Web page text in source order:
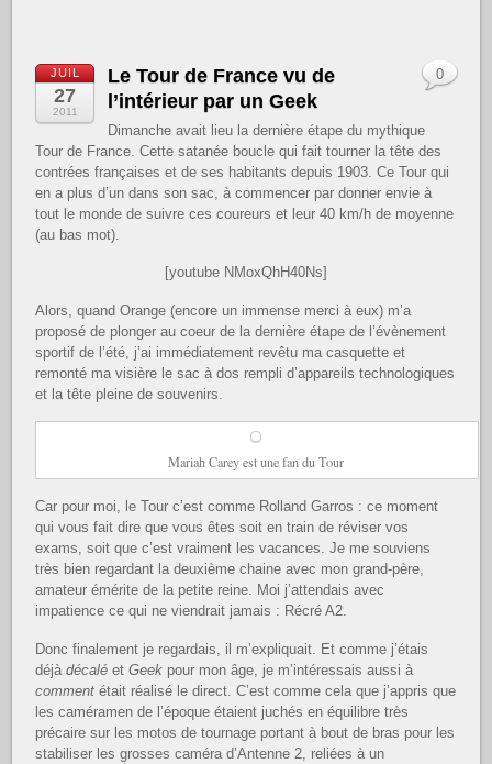
JUIL
27
2011
Le Tour de France vu de
l’intérieur par un Geek
Dimanche avait lieu la dernière étape du mythique
Tour de France. Cette satanée boucle qui fait tourner la tête des
contrées françaises et de ses habitants depuis 1903. Ce Tour qui
en a plus d’un dans son sac, à commencer par donner envie à
tout le monde de suivre ces coureurs et leur 40 km/h de moyenne
(au bas mot).
[youtube NMoxQhH40Ns]
Alors, quand Orange (encore un immense merci à eux) m’a
proposé de plonger au coeur de la dernière étape de l’évènement
sportif de l’été, j’ai immédiatement revêtu ma casquette et
remonté ma visière le sac à dos rempli d’appareils technologiques
et la tête pleine de souvenirs.
Mariah Carey est une fan du Tour
Car pour moi, le Tour c’est comme Rolland Garros : ce moment
qui vous fait dire que vous êtes soit en train de réviser vos
exams, soit que c’est vraiment les vacances. Je me souviens
très bien regardant la deuxième chaine avec mon grand-père,
amateur émérite de la petite reine. Moi j’attendais avec
impatience ce qui ne viendrait jamais : Récré A2.
Donc finalement je regardais, il m’expliquait. Et comme j’étais
déjàdécalé etGeek pour mon âge, je m’intéressais aussi à
comment était réalisé le direct. C’est comme cela que j’appris que
les caméramen de l’époque étaient juchés en équilibre très
précaire sur les motos de tournage portant à bout de bras pour les
stabiliser les grosses caméra d’Antenne 2, reliées à un
0